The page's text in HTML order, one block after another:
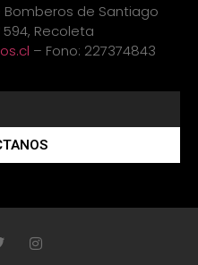
de Santiago
594, Recoleta
– Fono: 227374843